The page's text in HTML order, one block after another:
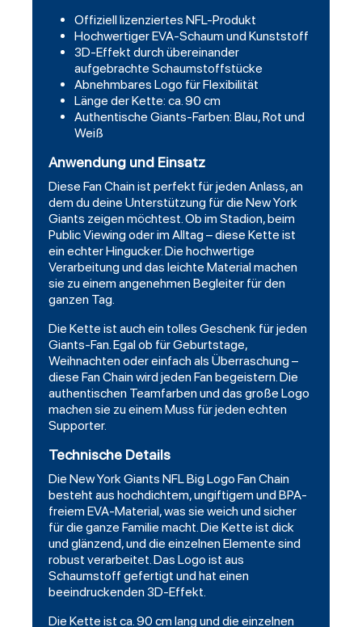
Offiziell lizenziertes NFL-Produkt
Hochwertiger EVA-Schaum und Kunststoff
3D-Effekt durch übereinander
aufgebrachte Schaumstoffstücke
Abnehmbares Logo für Flexibilität
Länge der Kette: ca. 90 cm
Authentische Giants-Farben: Blau, Rot und
Weiß
Anwendung und Einsatz
Diese Fan Chain ist perfekt für jeden Anlass, an
dem du deine Unterstützung für die New York
Giants zeigen möchtest. Ob im Stadion, beim
Public Viewing oder im Alltag – diese Kette ist
ein echter Hingucker. Die hochwertige
Verarbeitung und das leichte Material machen
sie zu einem angenehmen Begleiter für den
ganzen Tag.
Die Kette ist auch ein tolles Geschenk für jeden
Giants-Fan. Egal ob für Geburtstage,
Weihnachten oder einfach als Überraschung –
diese Fan Chain wird jeden Fan begeistern. Die
authentischen Teamfarben und das große Logo
machen sie zu einem Muss für jeden echten
Supporter.
Technische Details
Die New York Giants NFL Big Logo Fan Chain
besteht aus hochdichtem, ungiftigem und BPA-
freiem EVA-Material, was sie weich und sicher
für die ganze Familie macht. Die Kette ist dick
und glänzend, und die einzelnen Elemente sind
robust verarbeitet. Das Logo ist aus
Schaumstoff gefertigt und hat einen
beeindruckenden 3D-Effekt.
Die Kette ist ca. 90 cm lang und die einzelnen